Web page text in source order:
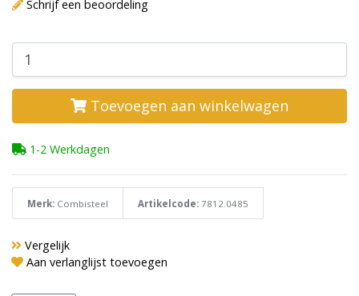
Schrijf een beoordeling
Toevoegen aan winkelwagen
1-2 Werkdagen
Merk: Combisteel Artikelcode: 7812.0485
Vergelijk
Aan verlanglijst toevoegen